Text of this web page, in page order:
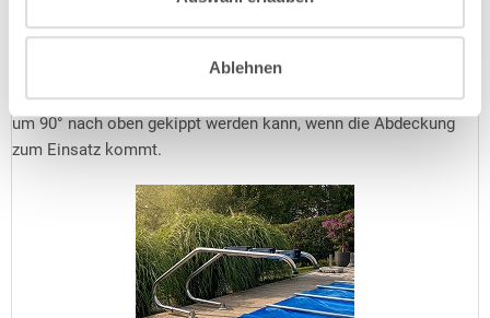
Ablehnen
Weg und Sie benötigen eineweit ausladende Leiter, deren
Befestigungspunkte sich weiter weg vom Beckenrand befinden.
Optional erhältliche Kippgelenke sorgen dafür, dass die Leiter
um 90° nach oben gekippt werden kann, wenn die Abdeckung
zum Einsatz kommt.